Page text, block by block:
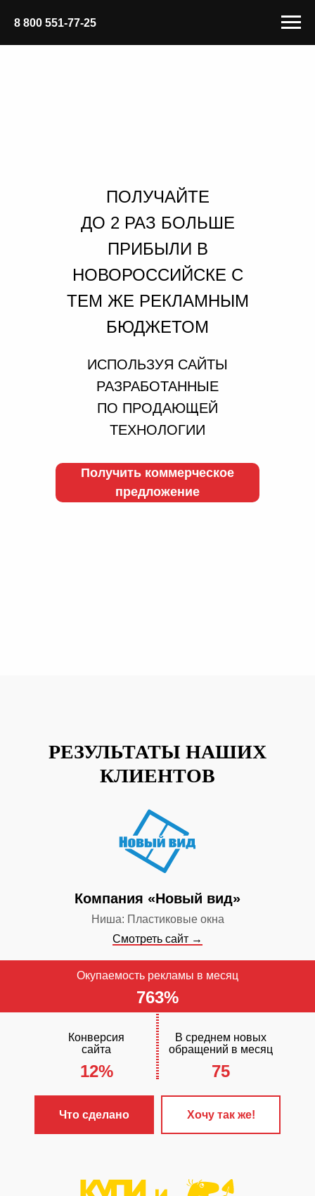
8 800 551-77-25
ПОЛУЧАЙТЕ
ДО 2 РАЗ БОЛЬШЕ
ПРИБЫЛИ В
НОВОРОССИЙСКЕ С
ТЕМ ЖЕ РЕКЛАМНЫМ
БЮДЖЕТОМ
Получить коммерческое
предложение
ИСПОЛЬЗУЯ САЙТЫ
РАЗРАБОТАННЫЕ
ПО ПРОДАЮЩЕЙ
ТЕХНОЛОГИИ
РЕЗУЛЬТАТЫ НАШИХ
КЛИЕНТОВ
Компания «Новый вид»
Ниша: Пластиковые окна
Конверсия
сайта
В среднем новых
обращений в месяц
Окупаемость рекламы в месяц
12% 75
763%
Что сделано Хочу так же!
Смотреть сайт →